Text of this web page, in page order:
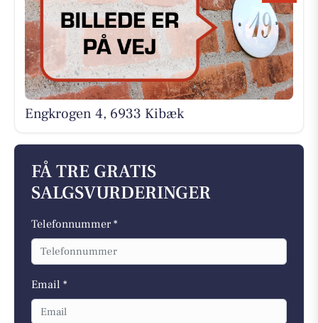
Engkrogen 4, 6933 Kibæk
FÅ TRE GRATIS
SALGSVURDERINGER
Telefonnummer *
Email *